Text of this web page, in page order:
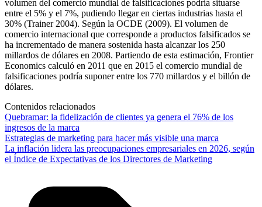
volumen del comercio mundial de falsificaciones podría situarse
entre el 5% y el 7%, pudiendo llegar en ciertas industrias hasta el
30% (Trainer 2004). Según la OCDE (2009). El volumen de
comercio internacional que corresponde a productos falsificados se
ha incrementado de manera sostenida hasta alcanzar los 250
millardos de dólares en 2008. Partiendo de esta estimación, Frontier
Economics calculó en 2011 que en 2015 el comercio mundial de
falsificaciones podría suponer entre los 770 millardos y el billón de
dólares.
Contenidos relacionados
Quebramar: la fidelización de clientes ya genera el 76% de los
ingresos de la marca
Estrategias de marketing para hacer más visible una marca
La inflación lidera las preocupaciones empresariales en 2026, según
el Índice de Expectativas de los Directores de Marketing